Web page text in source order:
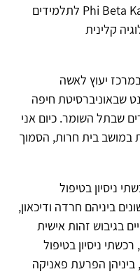
Phi Beta לתלמידים
קלינית
יעוץ לאשה
שבאוניברסיטת חיפה
שבתל השומר. כיום אני
במושב בית חרות, הסמוך
ניסיון בטיפול
ביניהם חרדה ודיכאון,
בגיבוש זהות אישית
רכשתי ניסיון בטיפול
הפרעת פאניקה